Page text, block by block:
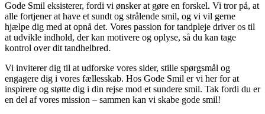
Gode Smil eksisterer, fordi vi ønsker at gøre en forskel. Vi tror på, at
alle fortjener at have et sundt og strålende smil, og vi vil gerne
hjælpe dig med at opnå det. Vores passion for tandpleje driver os til
at udvikle indhold, der kan motivere og oplyse, så du kan tage
kontrol over dit tandhelbred.
Vi inviterer dig til at udforske vores sider, stille spørgsmål og
engagere dig i vores fællesskab. Hos Gode Smil er vi her for at
inspirere og støtte dig i din rejse mod et sundere smil. Tak fordi du er
en del af vores mission – sammen kan vi skabe gode smil!